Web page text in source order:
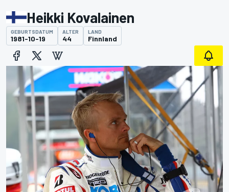
Heikki Kovalainen
GEBURTSDATUM
1981-10-19
ALTER
44
LAND
Finnland